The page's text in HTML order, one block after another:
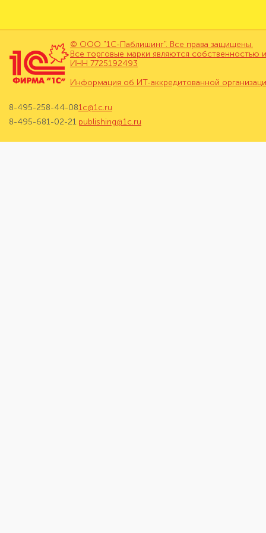
© ООО "1С-Паблишинг". Все права защищены.
Все торговые марки являются собственностью
ИНН 7725192493
Информация об ИТ-аккредитованной
8-495-258-44-08
8-495-681-02-21
1c@1c.ru
publishing@1c.ru